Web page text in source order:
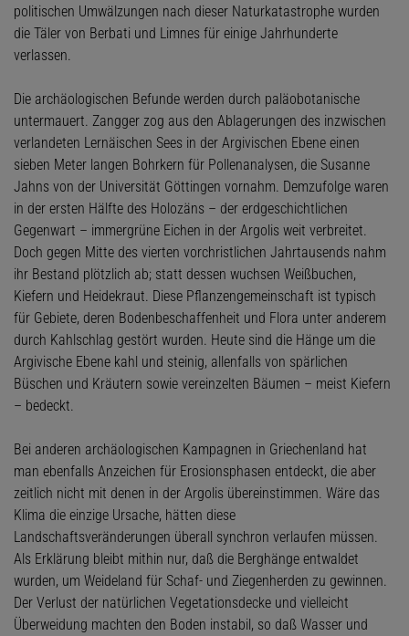
politischen Umwälzungen nach dieser Naturkatastrophe wurden
die Täler von Berbati und Limnes für einige Jahrhunderte
verlassen.
Die archäologischen Befunde werden durch paläobotanische
untermauert. Zangger zog aus den Ablagerungen des inzwischen
verlandeten Lernäischen Sees in der Argivischen Ebene einen
sieben Meter langen Bohrkern für Pollenanalysen, die Susanne
Jahns von der Universität Göttingen vornahm. Demzufolge waren
in der ersten Hälfte des Holozäns – der erdgeschichtlichen
Gegenwart – immergrüne Eichen in der Argolis weit verbreitet.
Doch gegen Mitte des vierten vorchristlichen Jahrtausends nahm
ihr Bestand plötzlich ab; statt dessen wuchsen Weißbuchen,
Kiefern und Heidekraut. Diese Pflanzengemeinschaft ist typisch
für Gebiete, deren Bodenbeschaffenheit und Flora unter anderem
durch Kahlschlag gestört wurden. Heute sind die Hänge um die
Argivische Ebene kahl und steinig, allenfalls von spärlichen
Büschen und Kräutern sowie vereinzelten Bäumen – meist Kiefern
– bedeckt.
Bei anderen archäologischen Kampagnen in Griechenland hat
man ebenfalls Anzeichen für Erosionsphasen entdeckt, die aber
zeitlich nicht mit denen in der Argolis übereinstimmen. Wäre das
Klima die einzige Ursache, hätten diese
Landschaftsveränderungen überall synchron verlaufen müssen.
Als Erklärung bleibt mithin nur, daß die Berghänge entwaldet
wurden, um Weideland für Schaf- und Ziegenherden zu gewinnen.
Der Verlust der natürlichen Vegetationsdecke und vielleicht
Überweidung machten den Boden instabil, so daß Wasser und